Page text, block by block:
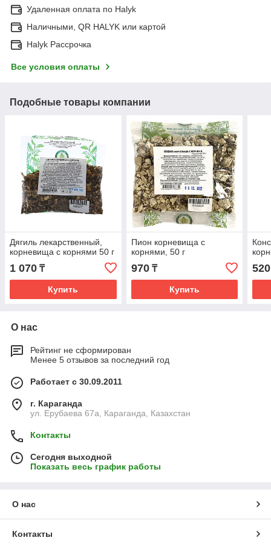
Удаленная оплата по Halyk
Наличными, QR HALYK или картой
Halyk Рассрочка
Все условия оплаты
Подобные товары компании
Дягиль лекарственный,
корневища с корнями 50 г
1 070 ₸
Купить
Пион корневища с
корнями, 50 г
970₸
Купить
520
О нас
Рейтинг не сформирован
Менее 5 отзывов за последний год
Работает с 30.09.2011
г. Караганда
ул. Ерубаева 67а, Караганда, Казахстан
Контакты
Сегодня выходной
Показать весь график работы
О нас
Контакты